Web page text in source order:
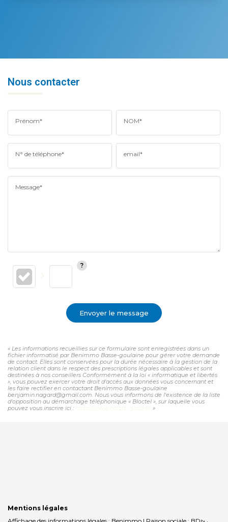
Nous contacter
Prénom* NOM*
N° de téléphone* email*
Message*
Envoyer le message
« Les informations recueillies sur ce formulaire sont enregistrées dans un
fichier informatisé par Benimmo Basse-goulaine pour gérer votre demande
de contact. Elles sont conservées pour la durée nécessaire à la gestion de la
relation client dans le respect des prescriptions légales applicables et sont
destinées à nos conseillers Conformément à la loi « informatique et libertés
», vous pouvez exercer votre droit d'accès aux données vous concernant et
les faire rectifier en contactant Benimmo Basse-goulaine
benjamin.nagard@gmail.com. Nous vous informons de l'existence de la liste
d'opposition au démarchage téléphonique « Bloctel », sur laquelle vous
pouvez vous inscrire ici :
»
Mentions légales
Affichage des informations légales : Benimmo | Raison sociale : BDN |